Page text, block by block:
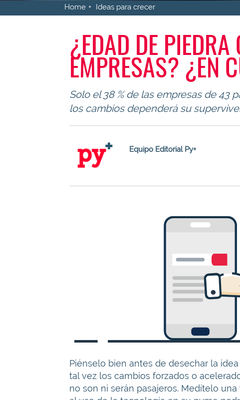
Home Ideas para crecer
¿EDAD DE
EMPRESAS? ¿EN
Solo el 38 % de las empresas de 43
los cambios dependerá su
Equipo Editorial Py+
Piénselo bien antes de desechar la
tal vez los cambios forzados o
no son ni serán pasajeros. Medítelo